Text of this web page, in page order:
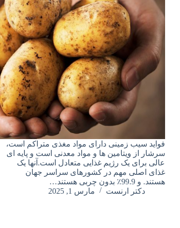
فواید سیب زمینی دارای مواد مغذی متراکم است،
سرشار از ویتامین ها و مواد معدنی است و پایه ای
عالی برای یک رژیم غذایی متعادل است.آنها یک
غذای اصلی مهم در کشورهای سراسر جهان
هستند. و 99.9٪ بدون چربی هستند…
دکتر ارنست
مارس 1, 2025